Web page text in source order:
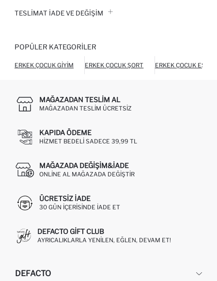
TESLIMAT İADE VE DEĞIŞIM
POPÜLER KATEGORILER
ERKEK ÇOCUK GIYIM ERKEK ÇOCUK ŞORT ERKEK ÇOCUK
MAĞAZADAN TESLIM AL
MAĞAZADAN TESLIM ÜCRETSIZ
KAPIDA ÖDEME
HIZMET BEDELI SADECE 39,99 TL
MAĞAZADA DEĞIŞIM&İADE
ONLINE AL MAĞAZADA DEĞIŞTIR
ÜCRETSIZ IADE
30 GÜN IÇERISINDE IADE ET
DEFACTO GIFT CLUB
AYRICALIKLARLA YENILEN, EĞLEN, DEVAM ET!
DEFACTO